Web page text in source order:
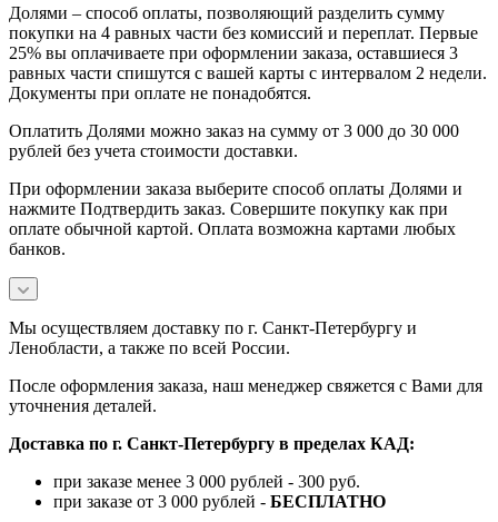
Долями – способ оплаты, позволяющий разделить сумму
покупки на 4 равных части без комиссий и переплат. Первые
25% вы оплачиваете при оформлении заказа, оставшиеся 3
равных части спишутся с вашей карты с интервалом 2 недели.
Документы при оплате не понадобятся.
Оплатить Долями можно заказ на сумму от 3 000 до 30 000
рублей без учета стоимости доставки.
При оформлении заказа выберите способ оплаты Долями и
нажмите Подтвердить заказ. Совершите покупку как при
оплате обычной картой. Оплата возможна картами любых
банков.
Мы осуществляем доставку по г. Санкт-Петербургу и
Ленобласти, а также по всей России.
После оформления заказа, наш менеджер свяжется с Вами для
уточнения деталей.
Доставка по г. Санкт-Петербургу в пределах КАД:
при заказе менее 3 000 рублей - 300 руб.
при заказе от 3 000 рублей - БЕСПЛАТНО